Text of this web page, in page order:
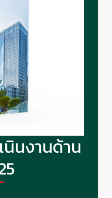
นินงานด้าน